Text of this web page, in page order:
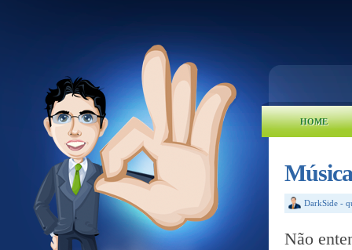
HOME
DarkSide -
Não